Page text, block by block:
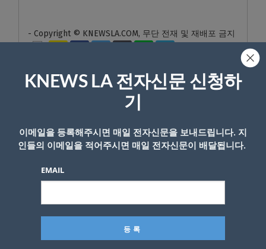
- Copyright © KNEWSLA.COM, 무단 전재 및 재배포 금지
답글 남기기
*
KNEWS LA 전자신문 신청하
기
이메일을 등록해주시면 매일 전자신문을 보내드립니다. 지
인들의 이메일을 적어주시면 매일 전자신문이 배달됩니다.
EMAIL